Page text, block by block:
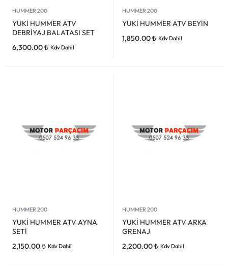
HUMMER 200
YUKİ HUMMER ATV
DEBRİYAJ BALATASI SET
6,300.00₺ Kdv Dahil
HUMMER 200
YUKİ HUMMER ATV BEYİN
1,850.00₺ Kdv Dahil
HUMMER 200
YUKİ HUMMER ATV AYNA
SETİ
2,150.00₺ Kdv Dahil
HUMMER 200
YUKİ HUMMER ATV ARKA
GRENAJ
2,200.00₺ Kdv Dahil